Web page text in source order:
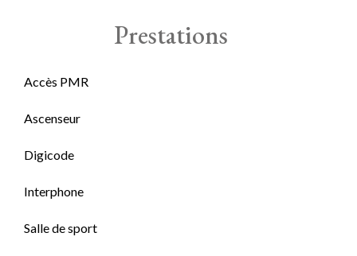
Prestations
Accès PMR
Ascenseur
Digicode
Interphone
Salle de sport